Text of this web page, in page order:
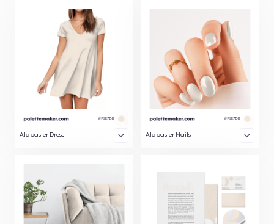
Alabaster Dress Alabaster Nails